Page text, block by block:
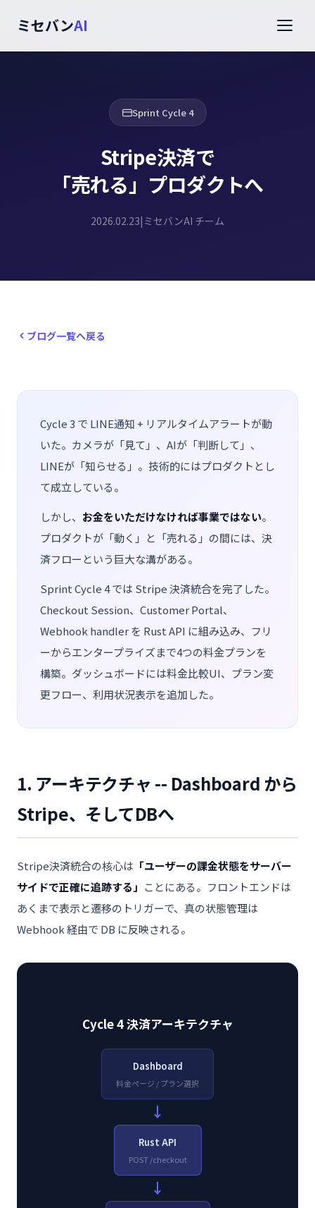
ミセバンAI
Sprint Cycle 4
Stripe決済で
「売れる」プロダクトへ
2026.02.23| ミセバンAI チーム
ブログ一覧へ戻る
Cycle 3 で LINE通知 + リアルタイムアラートが動
いた。カメラが「見て」、AIが「判断して」、
LINEが「知らせる」。技術的にはプロダクトとし
て成立している。
しかし、 お金をいただけなければ事業ではない。
プロダクトが「動く」と「売れる」の間には、決
済フローという巨大な溝がある。
Sprint Cycle 4 では Stripe 決済統合を完了した。
Checkout Session、Customer Portal、
Webhook handler を Rust API に組み込み、フリ
ーからエンタープライズまで4つの料金プランを
構築。ダッシュボードには料金比較UI、プラン変
更フロー、利用状況表示を追加した。
1. アーキテクチャ -- Dashboard から
Stripe、そしてDBへ
Stripe決済統合の核心は 「ユーザーの課金状態をサーバー
サイドで正確に追跡する」 ことにある。フロントエンドは
あくまで表示と遷移のトリガーで、真の状態管理は
Webhook 経由で DB に反映される。
Cycle 4 決済アーキテクチャ
Dashboard
料金ページ / プラン選択
→
Rust API
POST /checkout
→